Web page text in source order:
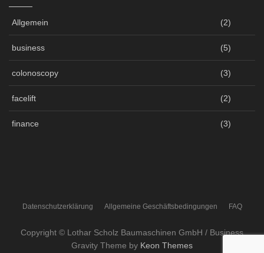
Allgemein (2)
business (5)
colonoscopy (3)
facelift (2)
finance (3)
Datenschutzerklärung Allgemeine Geschäftsbedingungen FAQ
Copyright © Lothar Scholz Baumaschinen GmbH / Business
Gravity Theme by Keon Themes